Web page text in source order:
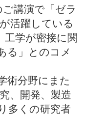
講演で「ゼラ
活躍している
工学が密接に関
る」とのコメ
術分野にまた
、開発、製造
多くの研究者